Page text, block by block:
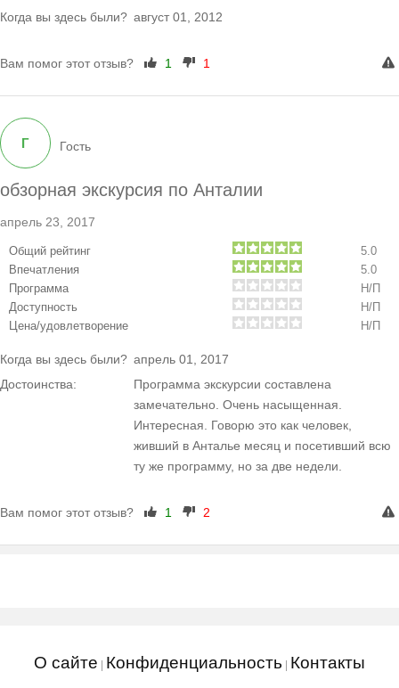
Когда вы здесь были? август 01, 2012
Вам помог этот отзыв? 1 1
обзорная экскурсия по Анталии
апрель 23, 2017
Общий рейтинг
5.0
Впечатления
5.0
Программа
Н/П
Доступность
Н/П
Цена/удовлетворение
Н/П
Когда вы здесь были? апрель 01, 2017
Достоинства:
Программа экскурсии составлена
замечательно. Очень насыщенная.
Интересная. Говорю это как человек,
живший в Анталье месяц и посетивший всю
ту же программу, но за две недели.
Г Гость
Вам помог этот отзыв? 1 2
О сайте | Конфиденциальность | Контакты